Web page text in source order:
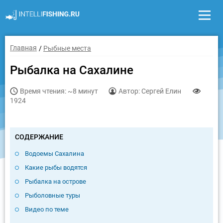
Главная Рыбные места
Рыбалка на Сахалине
Время чтения: ~8 минут
Автор: Сергей Елин
1924
СОДЕРЖАНИЕ
Водоемы Сахалина
Какие рыбы водятся
Рыбалка на острове
Рыболовные туры
Видео по теме